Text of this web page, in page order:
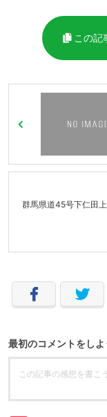
この記
群馬県道45号下仁田
最初のコメントをしよ